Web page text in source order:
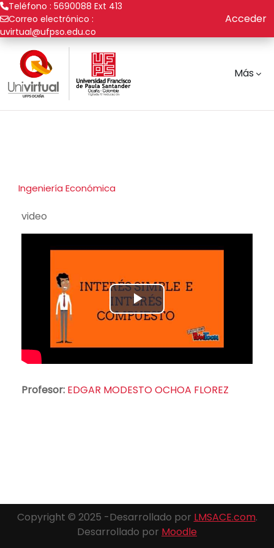
Saltar al contenido principal
Teléfono : 5690088 Ext 413
Correo electrónico :
uvirtual@ufpso.edu.co
Acceder
Más
Ingeniería Económica
video
Reproducir
Vídeo
Profesor: EDGAR MODESTO OCHOA FLOREZ
Copyright © 2025 -Desarrollado por LMSACE.com.
Desarrollado por Moodle